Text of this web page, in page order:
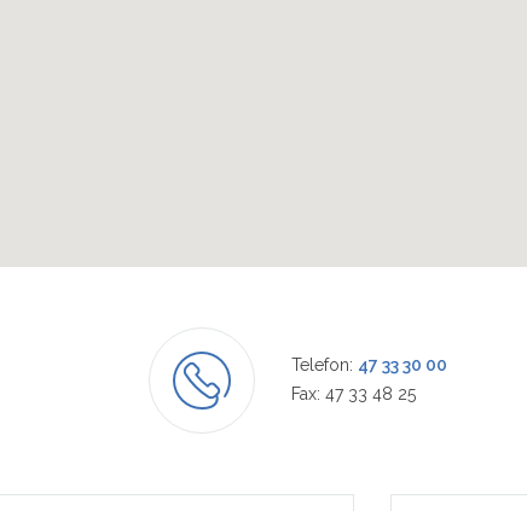
Telefon: 47 33 30 00
Fax: 47 33 48 25